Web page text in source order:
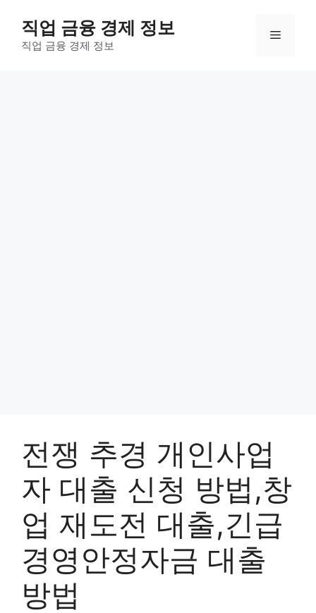
직업 금융 경제 정보
직업 금융 경제 정보
메
전쟁 추경 개인사업
자 대출 신청 방법,창
업 재도전 대출,긴급
경영안정자금 대출
방법